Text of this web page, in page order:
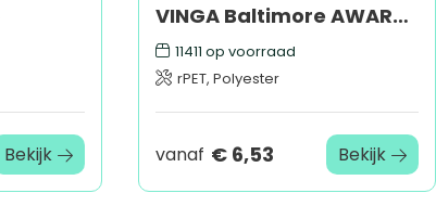
Bekijk
VINGA Baltimore AWARE™ gerecycled PET vissershoed
11411 op voorraad
rPET, Polyester
vanaf € 6,53 Bekijk